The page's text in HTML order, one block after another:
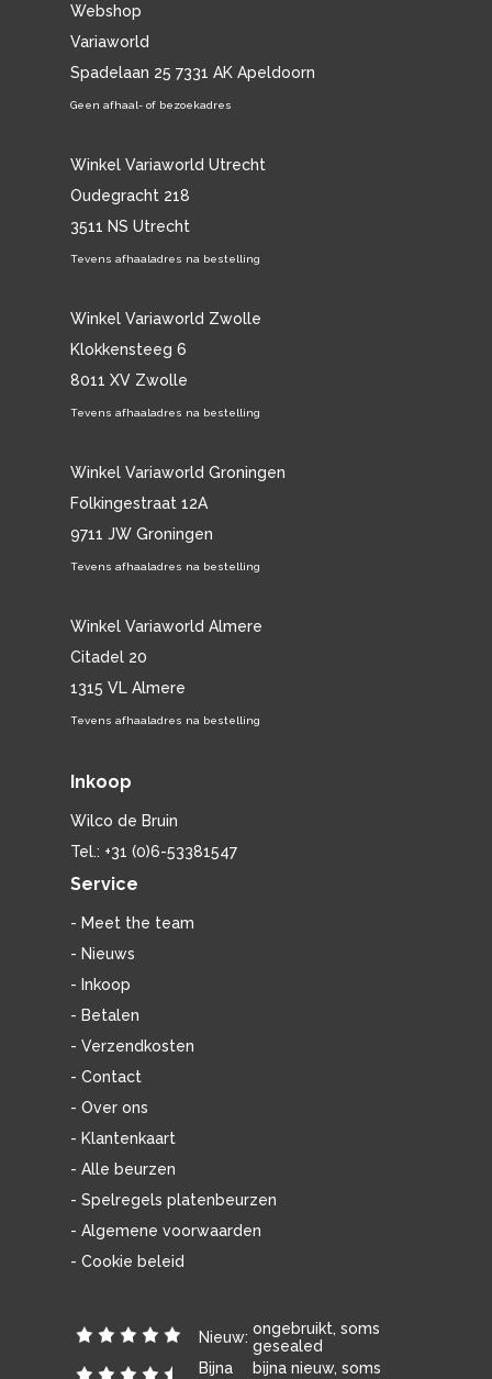
Webshop
Variaworld
Spadelaan 25 7331 AK Apeldoorn
Geen afhaal- of bezoekadres
Winkel Variaworld Utrecht
Oudegracht 218
3511 NS Utrecht
Tevens afhaaladres na bestelling
Winkel Variaworld Zwolle
Klokkensteeg 6
8011 XV Zwolle
Tevens afhaaladres na bestelling
Winkel Variaworld Groningen
Folkingestraat 12A
9711 JW Groningen
Tevens afhaaladres na bestelling
Winkel Variaworld Almere
Citadel 20
1315 VL Almere
Tevens afhaaladres na bestelling
Inkoop
Wilco de Bruin
Tel.: +31 (0)6-53381547
Service
- Meet the team
- Nieuws
- Inkoop
- Betalen
- Verzendkosten
- Contact
- Over ons
- Klantenkaart
- Alle beurzen
- Spelregels platenbeurzen
- Algemene voorwaarden
- Cookie beleid
Nieuw: ongebruikt, soms
gesealed
Bijna
bijna nieuw, soms